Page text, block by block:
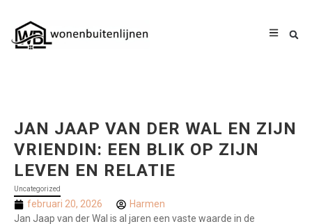
JAN JAAP VAN DER WAL EN ZIJN
VRIENDIN: EEN BLIK OP ZIJN
LEVEN EN RELATIE
Uncategorized
februari 20, 2026
Harmen
Jan Jaap van der Wal is al jaren een vaste waarde in de